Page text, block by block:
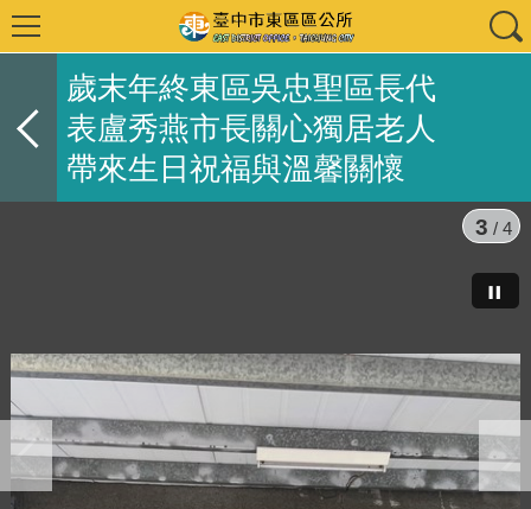
歲末年終東區吳忠聖區長代
表盧秀燕市長關心獨居老人
帶來生日祝福與溫馨關懷
3 / 4